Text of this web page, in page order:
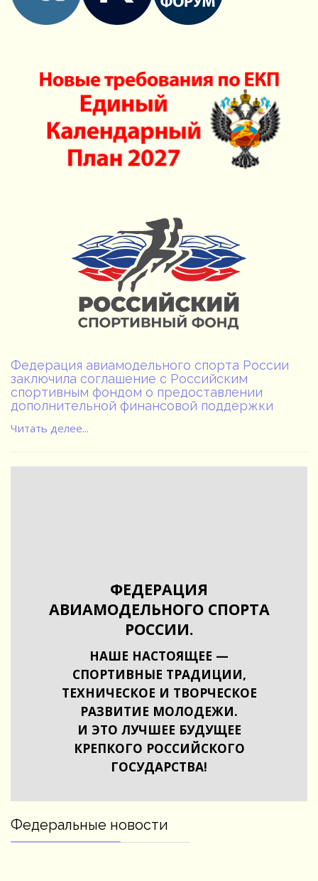
Федерация авиамодельного спорта России
заключила соглашение с Российским
спортивным фондом о предоставлении
дополнительной финансовой поддержки
Читать делее...
ФЕДЕРАЦИЯ
АВИАМОДЕЛЬНОГО СПОРТА
РОССИИ.
НАШЕ НАСТОЯЩЕЕ —
СПОРТИВНЫЕ ТРАДИЦИИ,
ТЕХНИЧЕСКОЕ И ТВОРЧЕСКОЕ
РАЗВИТИЕ МОЛОДЕЖИ.
И ЭТО ЛУЧШЕЕ БУДУЩЕЕ
КРЕПКОГО РОССИЙСКОГО
ГОСУДАРСТВА!
Федеральные новости